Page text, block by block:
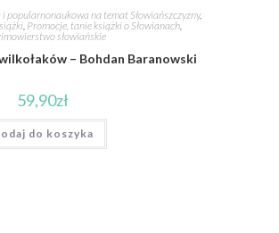
popularnonaukowa na temat Słowiańszczyzny,
, Promocje, tanie książki o Słowianach,
słowiańskie
– Bohdan Baranowski
59,90zł
do koszyka